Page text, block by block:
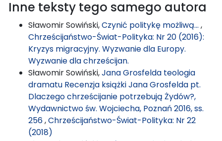
Inne teksty tego samego autora
Sławomir Sowiński,Czynić politykę możliwą... ,
Chrześcijaństwo-Świat-Polityka: Nr 20 (2016):
Kryzys migracyjny. Wyzwanie dla Europy.
Wyzwanie dla chrześcijan.
Sławomir Sowiński,Jana Grosfelda teologia
dramatu Recenzja książki Jana Grosfelda pt.
Dlaczego chrześcijanie potrzebują Żydów?,
Wydawnictwo św. Wojciecha, Poznań 2016, ss.
256,Chrześcijaństwo-Świat-Polityka: Nr 22
(2018)